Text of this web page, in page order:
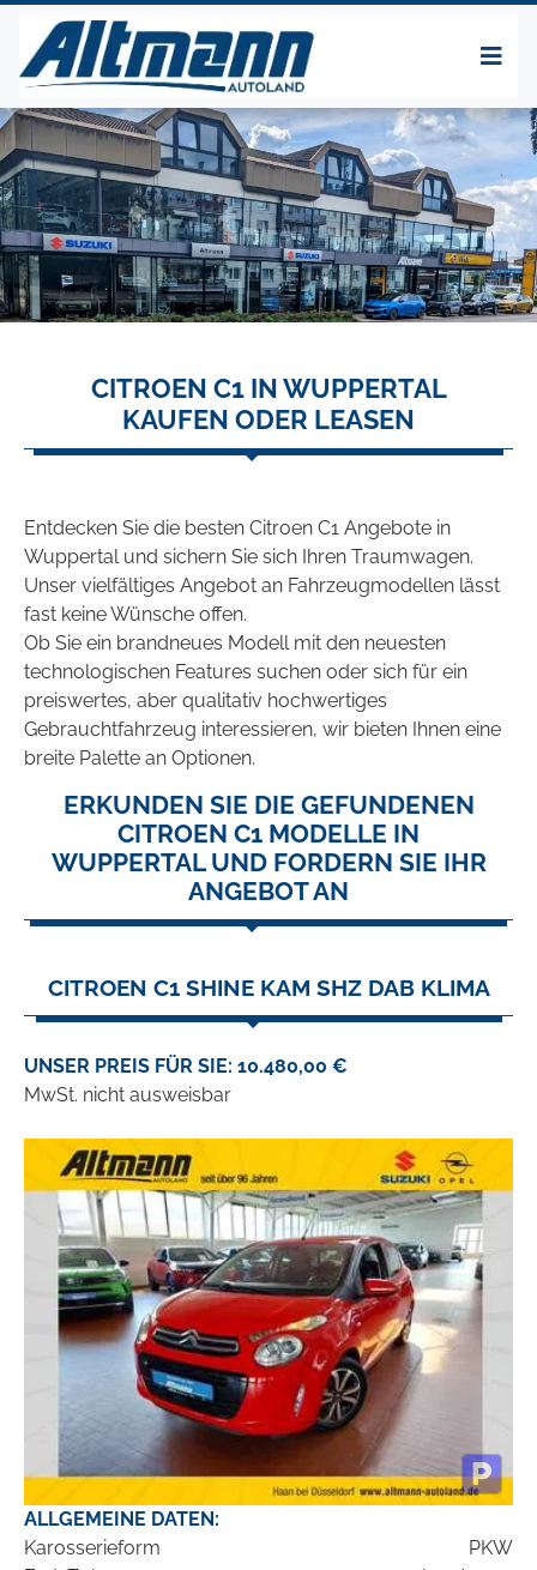
CITROEN C1 IN WUPPERTAL
KAUFEN ODER LEASEN
Entdecken Sie die besten Citroen C1 Angebote in
Wuppertal und sichern Sie sich Ihren Traumwagen.
Unser vielfältiges Angebot an Fahrzeugmodellen lässt
fast keine Wünsche offen.
Ob Sie ein brandneues Modell mit den neuesten
technologischen Features suchen oder sich für ein
preiswertes, aber qualitativ hochwertiges
Gebrauchtfahrzeug interessieren, wir bieten Ihnen eine
breite Palette an Optionen.
ERKUNDEN SIE DIE GEFUNDENEN
CITROEN C1 MODELLE IN
WUPPERTAL UND FORDERN SIE IHR
ANGEBOT AN
CITROEN C1 SHINE KAM SHZ DAB KLIMA
UNSER PREIS FÜR SIE: 10.480,00 €
MwSt. nicht ausweisbar
ALLGEMEINE DATEN:
Karosserieform
PKW